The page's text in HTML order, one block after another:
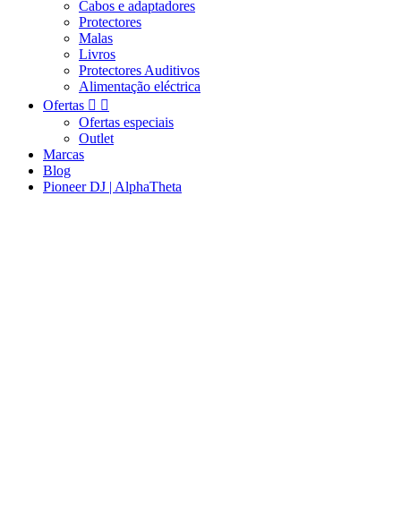
Cabos e adaptadores
Protectores
Malas
Livros
Protectores Auditivos
Alimentação eléctrica
Ofertas  
Ofertas especiais
Outlet
Marcas
Blog
Pioneer DJ | AlphaTheta